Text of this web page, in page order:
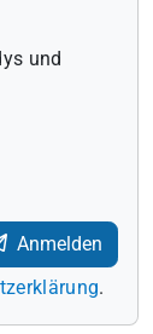
und
Anmelden
.